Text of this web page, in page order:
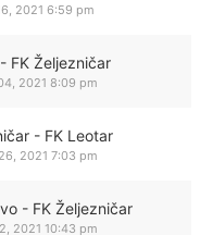
2021 6:59 pm
FK Željezničar
2021 8:09 pm
- FK Leotar
2021 7:03 pm
- FK Željezničar
2021 10:43 pm